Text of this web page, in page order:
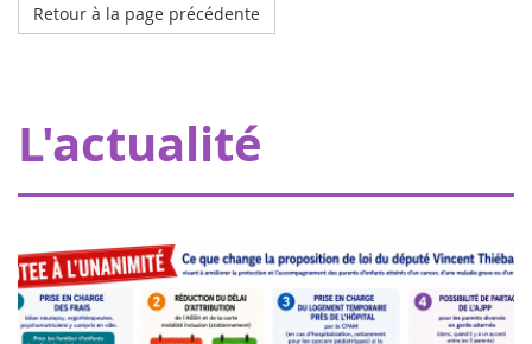
Retour à la page précédente
L'actualité
subvention de 20000€ permettant à Pharmavie de mettre
en place un espace dédié aux petits patients atteints